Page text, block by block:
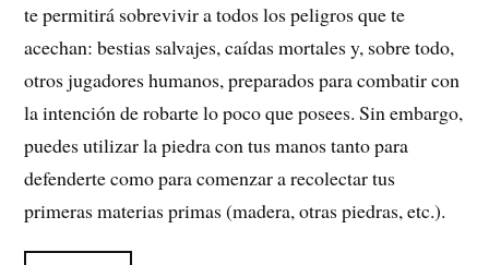
te permitirá sobrevivir a todos los peligros que te
acechan: bestias salvajes, caídas mortales y, sobre todo,
otros jugadores humanos, preparados para combatir con
la intención de robarte lo poco que posees. Sin embargo,
puedes utilizar la piedra con tus manos tanto para
defenderte como para comenzar a recolectar tus
primeras materias primas (madera, otras piedras, etc.).